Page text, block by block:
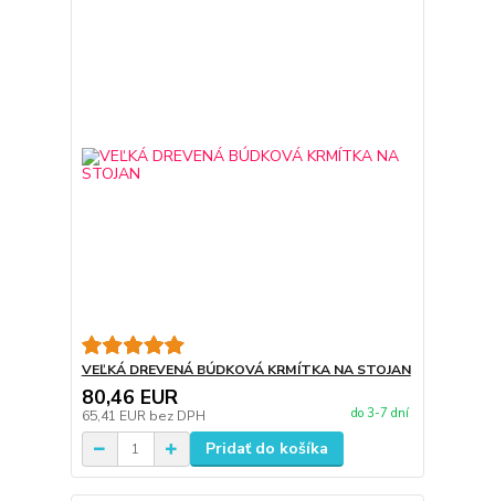
VEĽKÁ DREVENÁ BÚDKOVÁ KRMÍTKA NA STOJAN
80,46 EUR
65,41 EUR bez DPH do 3-7 dní
Pridať do košíka